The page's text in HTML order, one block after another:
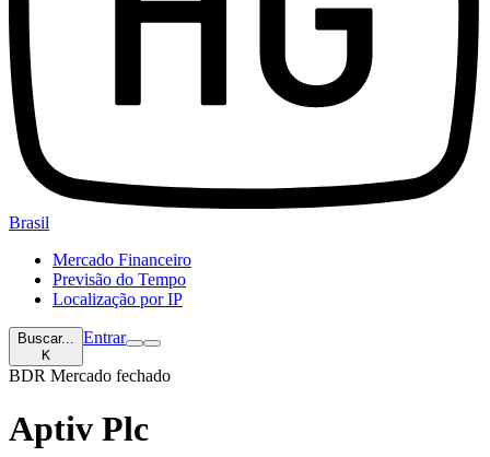
Brasil
Mercado Financeiro
Previsão do Tempo
Localização por IP
Buscar...
K
Entrar
BDR Mercado fechado
Aptiv Plc